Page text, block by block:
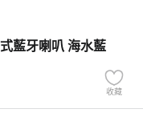
藍牙喇叭 海水藍
收藏